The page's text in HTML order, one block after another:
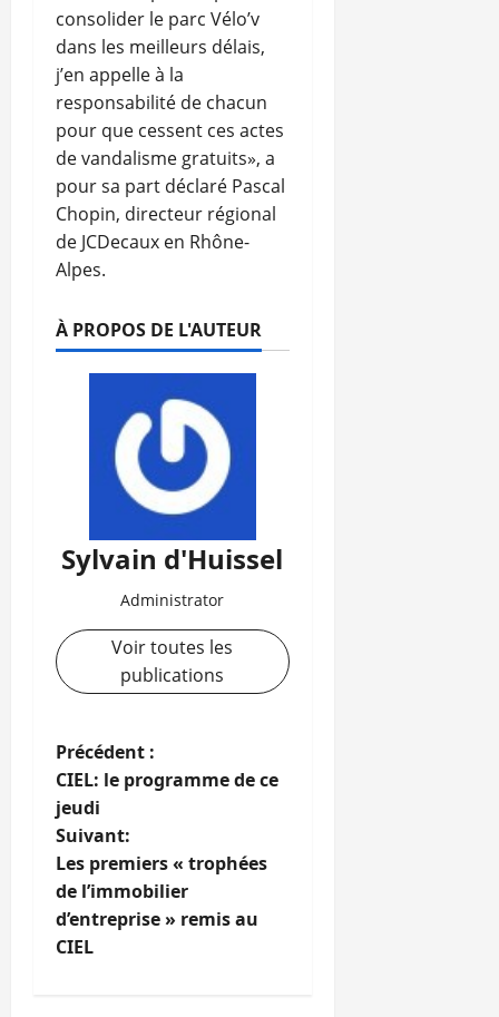
consolider le parc Vélo’v
dans les meilleurs délais,
j’en appelle à la
responsabilité de chacun
pour que cessent ces actes
de vandalisme gratuits», a
pour sa part déclaré Pascal
Chopin, directeur régional
de JCDecaux en Rhône-
Alpes.
À PROPOS DE L'AUTEUR
Sylvain d'Huissel
Administrator
Voir toutes les
publications
N
a
v
i
g
Précédent :
CIEL: le programme de ce
jeudi
Suivant:
Les premiers « trophées
de l’immobilier
d’entreprise » remis au
CIEL